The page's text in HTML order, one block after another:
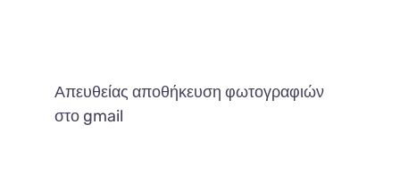
Απευθείας αποθήκευση φωτογραφιών
στο gmail